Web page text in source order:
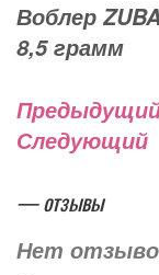
Воблер
8,5 грамм
Следующий
— отзывы
Нет